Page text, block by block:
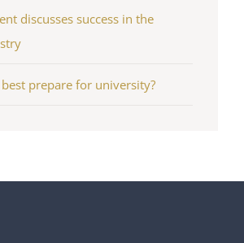
discusses success in the
prepare for university?